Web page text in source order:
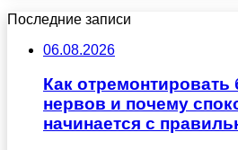
Последние записи
06.08.2026
Как отремонтировать
нервов и почему
начинается с